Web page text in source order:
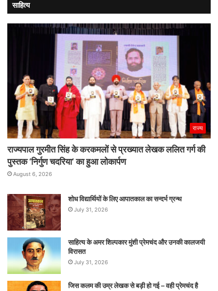
साहित्य
राज्य
राज्यपाल गुरमीत सिंह के करकमलों से प्रख्यात लेखक ललित गर्ग की
पुस्तक ‘निर्गुण चदरिया’ का हुआ लोकार्पण
August 6, 2026
शोध विद्यार्थियों के लिए आपातकाल का सन्दर्भ ग्रन्थ
July 31, 2026
साहित्य के अमर शिल्पकार मुंशी प्रेमचंद और उनकी कालजयी
विरासत
July 31, 2026
जिस कलम की उम्र लेखक से बड़ी हो गई – वही प्रेमचंद है